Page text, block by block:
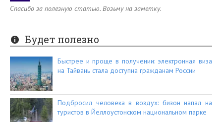
Спасибо за полезную статью. Возьму на заметку.
Будет полезно
Быстрее и проще в получении: электронная виза
на Тайвань стала доступна гражданам России
Подбросил человека в воздух: бизон напал на
туристов в Йеллоустонском национальном парке